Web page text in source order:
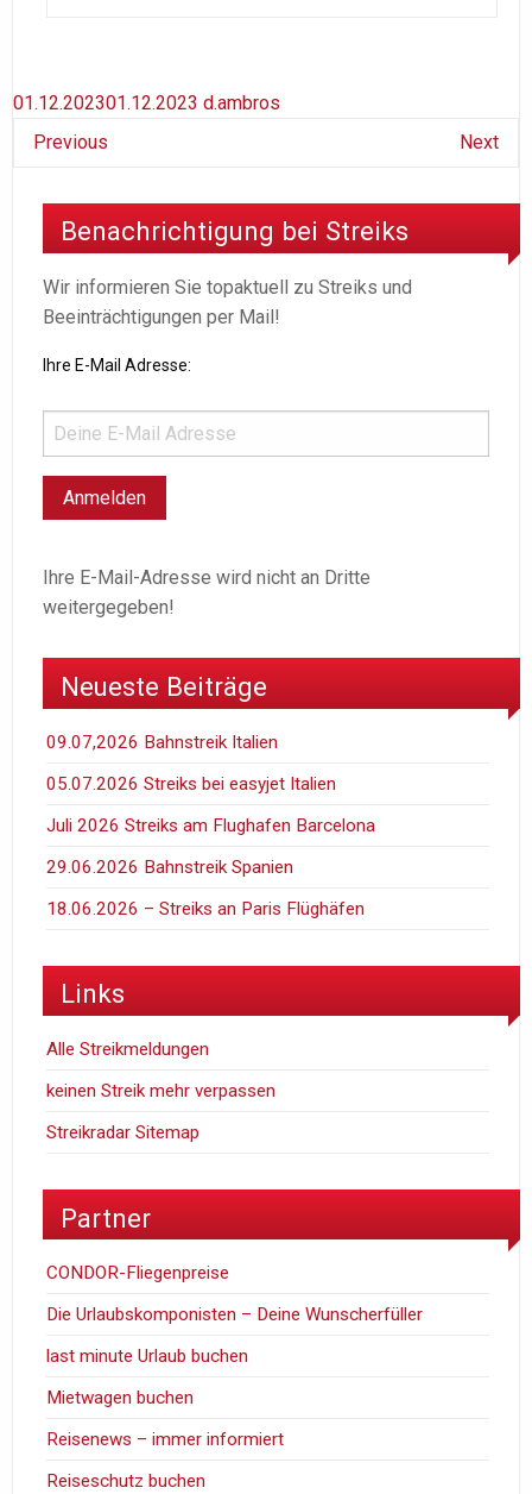
01.12.202301.12.2023 d.ambros
Previous
Next
Benachrichtigung bei Streiks
Wir informieren Sie topaktuell zu Streiks und
Beeinträchtigungen per Mail!
Ihre E-Mail Adresse:
Ihre E-Mail-Adresse wird nicht an Dritte
weitergegeben!
Neueste Beiträge
09.07,2026 Bahnstreik Italien
05.07.2026 Streiks bei easyjet Italien
Juli 2026 Streiks am Flughafen Barcelona
29.06.2026 Bahnstreik Spanien
18.06.2026 – Streiks an Paris Flüghäfen
Links
Alle Streikmeldungen
keinen Streik mehr verpassen
Streikradar Sitemap
Partner
CONDOR-Fliegenpreise
Die Urlaubskomponisten – Deine Wunscherfüller
last minute Urlaub buchen
Mietwagen buchen
Reisenews – immer informiert
Reiseschutz buchen